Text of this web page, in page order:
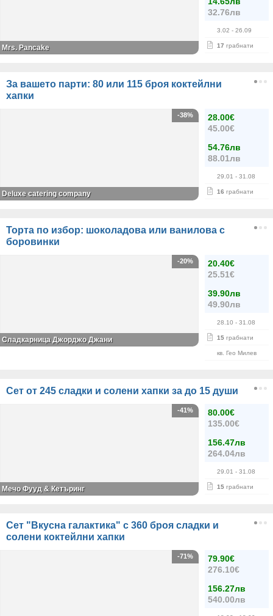
32.76лв
3.02 - 26.09
17 грабнати
Mrs. Pancake
За вашето парти: 80 или 115 броя коктейлни
хапки
28.00€
45.00€
54.76лв
88.01лв
29.01 - 31.08
16 грабнати
-38%
Deluxe catering company
Торта по избор: шоколадова или ванилова с
боровинки
20.40€
25.51€
39.90лв
49.90лв
28.10 - 31.08
15 грабнати
кв. Гео Милев
-20%
Сладкарница Джорджо Джани
Сет от 245 сладки и солени хапки за до 15 души
80.00€
135.00€
156.47лв
264.04лв
29.01 - 31.08
15 грабнати
-41%
Мечо Фууд & Кетъринг
Сет "Вкусна галактика" с 360 броя сладки и
солени коктейлни хапки
79.90€
276.10€
156.27лв
540.00лв
-71%